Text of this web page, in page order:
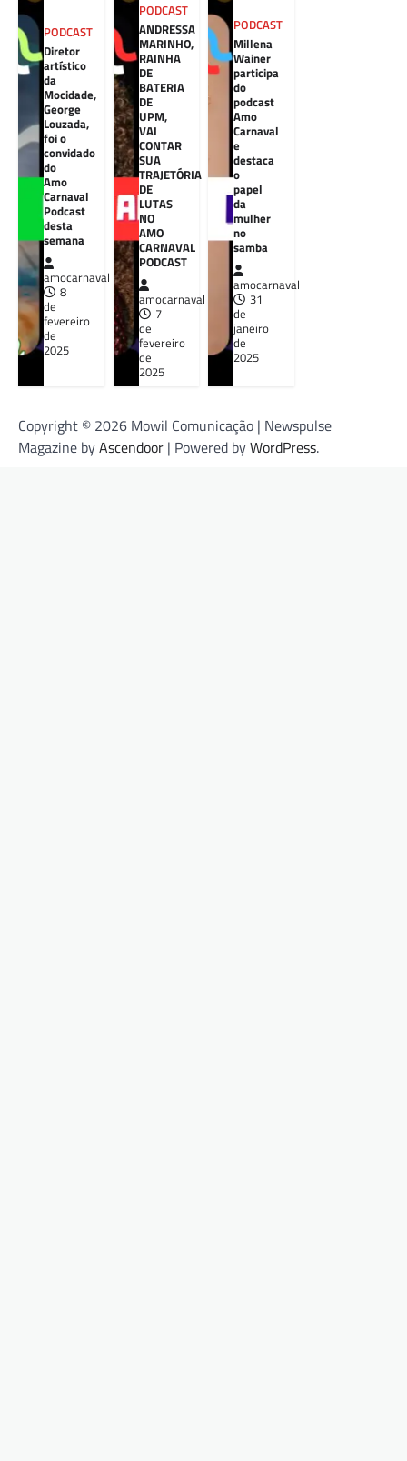
PODCAST
Diretor
artístico
da
Mocidade,
George
Louzada,
foi o
convidado
do
Amo
Carnaval
Podcast
desta
semana
amocarnaval
8
de
fevereiro
de
2025
PODCAST
ANDRESSA
MARINHO,
RAINHA
DE
BATERIA
DE
UPM,
VAI
CONTAR
SUA
TRAJETÓRIA
DE
LUTAS
NO
AMO
CARNAVAL
PODCAST
amocarnaval
7
de
fevereiro
de
2025
PODCAST
Millena
Wainer
participa
do
podcast
Amo
Carnaval
e
destaca
o
papel
da
mulher
no
samba
amocarnaval
31
de
janeiro
de
2025
Copyright © 2026 Mowil Comunicação | Newspulse
Magazine byAscendoor | Powered byWordPress.